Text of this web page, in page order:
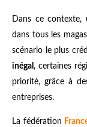
Dans ce
dans tous les
scénario le plus
inégal , certaines
priorité, grâce à
entreprises.
La fédération